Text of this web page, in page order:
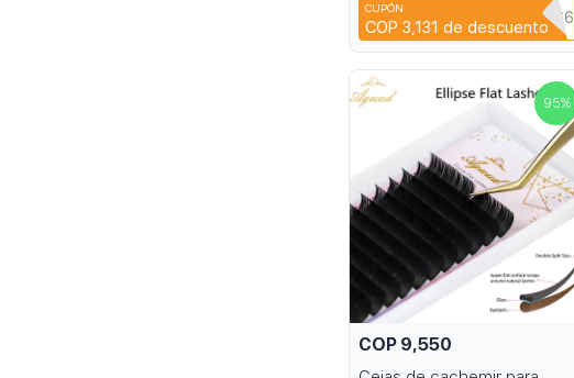
CUPÓN
COP 3,131 de descuento
NIANCI66
95%
COP 9,550